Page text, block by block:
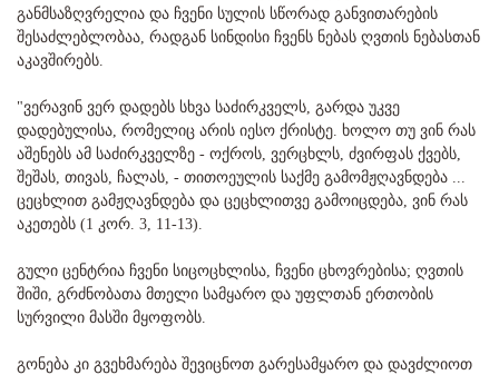
განმსაზღვრელია და ჩვენი სულის სწორად განვითარების
შესაძლებლობაა, რადგან სინდისი ჩვენს ნებას ღვთის ნებასთან
აკავშირებს.
"ვერავინ ვერ დადებს სხვა საძირკველს, გარდა უკვე
დადებულისა, რომელიც არის იესო ქრისტე. ხოლო თუ ვინ რას
აშენებს ამ საძირკველზე - ოქროს, ვერცხლს, ძვირფას ქვებს,
შეშას, თივას, ჩალას, - თითოეულის საქმე გამომჟღავნდება ...
ცეცხლით გამჟღავნდება და ცეცხლითვე გამოიცდება, ვინ რას
აკეთებს (1 კორ. 3, 11-13).
გული ცენტრია ჩვენი სიცოცხლისა, ჩვენი ცხოვრებისა; ღვთის
შიში, გრძნობათა მთელი სამყარო და უფლთან ერთობის
სურვილი მასში მყოფობს.
გონება კი გვეხმარება შევიცნოთ გარესამყარო და დავძლიოთ